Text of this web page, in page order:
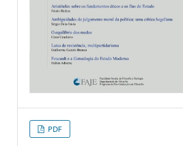
PDF